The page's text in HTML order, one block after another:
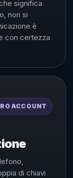
significa
non si
è
con certezza
ACCOUNT
di chiavi